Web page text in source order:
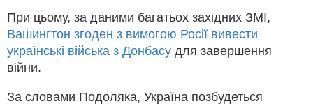
При цьому, за даними багатьох західних ЗМІ,
Вашингтон згоден з вимогою Росії вивести
українські війська з Донбасу для завершення
війни.
За словами Подоляка, Україна позбудеться